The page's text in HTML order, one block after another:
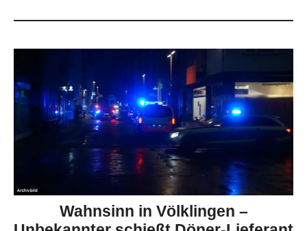
Wahnsinn in Völklingen –